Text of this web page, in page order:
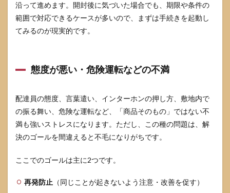
沿って進めます。開封後に気づいた場合でも、期限や条件の
範囲で対応できるケースが多いので、まずは手続きを起動し
てみるのが現実的です。
態度が悪い・危険運転などの不満
配達員の態度、言葉遣い、インターホンの押し方、敷地内で
の振る舞い、危険な運転など、「商品そのもの」ではない不
満も強いストレスになります。ただし、この種の問題は、解
決のゴールを間違えると不毛になりがちです。
ここでのゴールは主に2つです。
再発防止 （同じことが起きないよう注意・改善を促す）